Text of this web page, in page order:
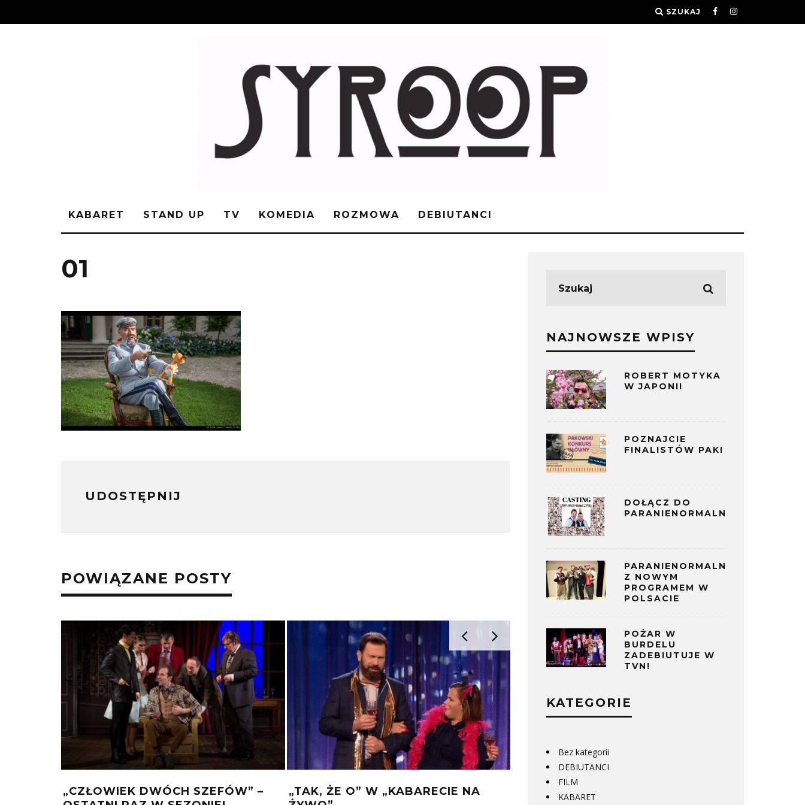
SZUKAJ
KABARET STAND UP TV KOMEDIA ROZMOWA DEBIUTANCI
01
UDOSTĘPNIJ
POWIĄZANE POSTY
„CZŁOWIEK DWÓCH SZEFÓW” –
„TAK, ŻE O” W „KABARECIE NA
MAZURSKA NOC KABARETOWA
NAJNOWSZE WPISY
ROBERT MOTYKA
W JAPONII
POZNAJCIE
FINALISTÓW PAKI
DOŁĄCZ DO
PARANIENORMALNYCH!
PARANIENORMALNI
Z NOWYM
PROGRAMEM W
POLSACIE
POŻAR W
BURDELU
ZADEBIUTUJE W
TVN!
KATEGORIE
Bez kategorii
DEBIUTANCI
FILM
KABARET